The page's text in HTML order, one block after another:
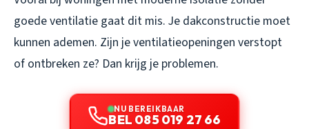
goede ventilatie gaat dit mis. Je dakconstructie moet
kunnen ademen. Zijn je ventilatieopeningen verstopt
of ontbreken ze? Dan krijg je problemen.
NU BEREIKBAAR
BEL 085 019 27 66